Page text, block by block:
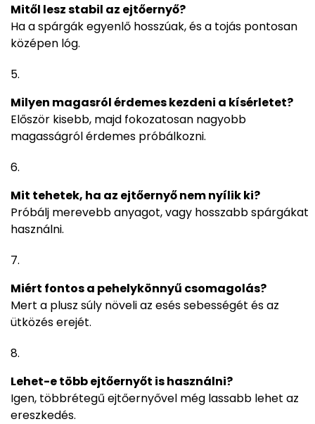
Mitől lesz stabil az ejtőernyő?
Ha a spárgák egyenlő hosszúak, és a tojás pontosan
középen lóg.
Milyen magasról érdemes kezdeni a kísérletet?
Először kisebb, majd fokozatosan nagyobb
magasságról érdemes próbálkozni.
Mit tehetek, ha az ejtőernyő nem nyílik ki?
Próbálj merevebb anyagot, vagy hosszabb spárgákat
használni.
Miért fontos a pehelykönnyű csomagolás?
Mert a plusz súly növeli az esés sebességét és az
ütközés erejét.
Lehet-e több ejtőernyőt is használni?
Igen, többrétegű ejtőernyővel még lassabb lehet az
ereszkedés.